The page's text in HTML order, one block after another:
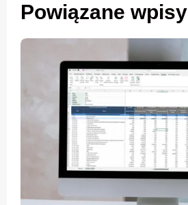
Powiązane wpisy